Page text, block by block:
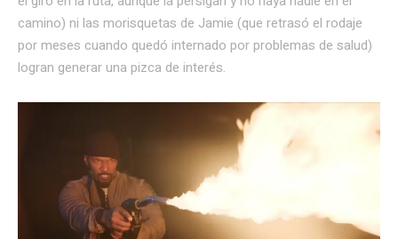
camino) ni las morisquetas de Jamie (que retrasó el rodaje
por meses cuando quedó internado por problemas de salud)
logran generar una pizca de interés.